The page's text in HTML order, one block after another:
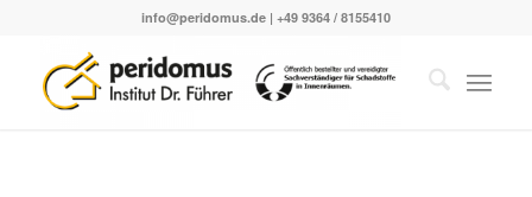
info@peridomus.de| +49 9364 / 8155410